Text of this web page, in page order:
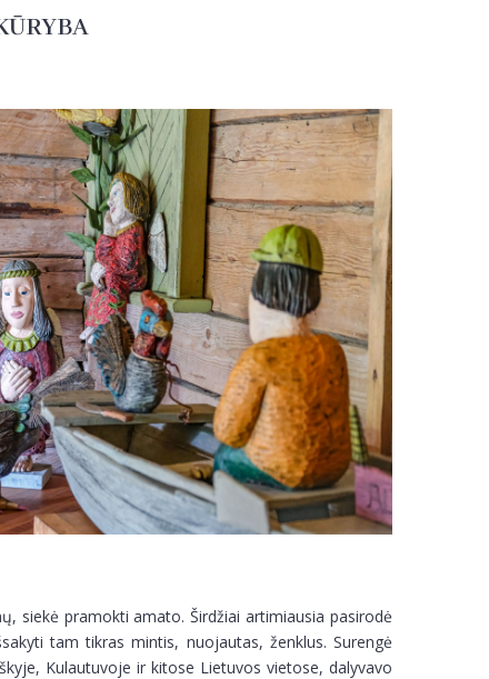
siekė pramokti amato. Širdžiai artimiausia pasirodė
tam tikras mintis, nuojautas, ženklus. Surengė
Kulautuvoje ir kitose Lietuvos vietose, dalyvavo